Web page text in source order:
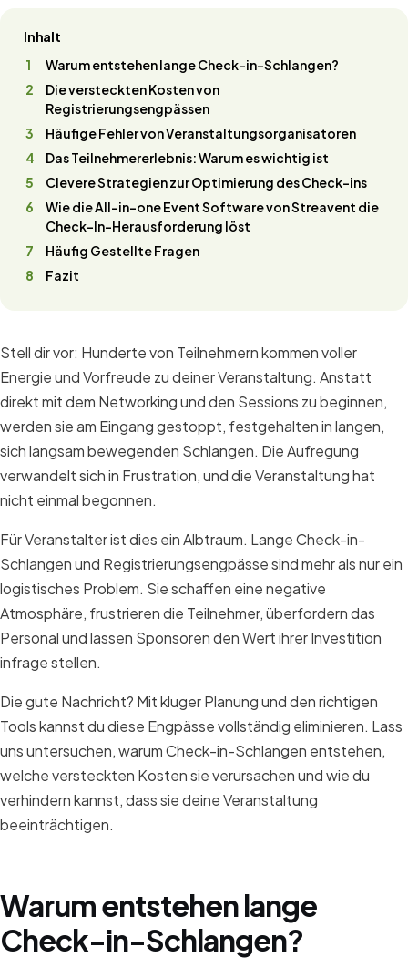
Inhalt
Warum entstehen lange Check-in-Schlangen?
Die versteckten Kosten von
Registrierungsengpässen
Häufige Fehler von Veranstaltungsorganisatoren
Das Teilnehmererlebnis: Warum es wichtig ist
Clevere Strategien zur Optimierung des Check-ins
Wie die All-in-one Event Software von Streavent die
Check-In-Herausforderung löst
Häufig Gestellte Fragen
Fazit
Stell dir vor: Hunderte von Teilnehmern kommen voller
Energie und Vorfreude zu deiner Veranstaltung. Anstatt
direkt mit dem Networking und den Sessions zu beginnen,
werden sie am Eingang gestoppt, festgehalten in langen,
sich langsam bewegenden Schlangen. Die Aufregung
verwandelt sich in Frustration, und die Veranstaltung hat
nicht einmal begonnen.
Für Veranstalter ist dies ein Albtraum. Lange Check-in-
Schlangen und Registrierungsengpässe sind mehr als nur ein
logistisches Problem. Sie schaffen eine negative
Atmosphäre, frustrieren die Teilnehmer, überfordern das
Personal und lassen Sponsoren den Wert ihrer Investition
infrage stellen.
Die gute Nachricht? Mit kluger Planung und den richtigen
Tools kannst du diese Engpässe vollständig eliminieren. Lass
uns untersuchen, warum Check-in-Schlangen entstehen,
welche versteckten Kosten sie verursachen und wie du
verhindern kannst, dass sie deine Veranstaltung
beeinträchtigen.
Warum entstehen lange
Check-in-Schlangen?